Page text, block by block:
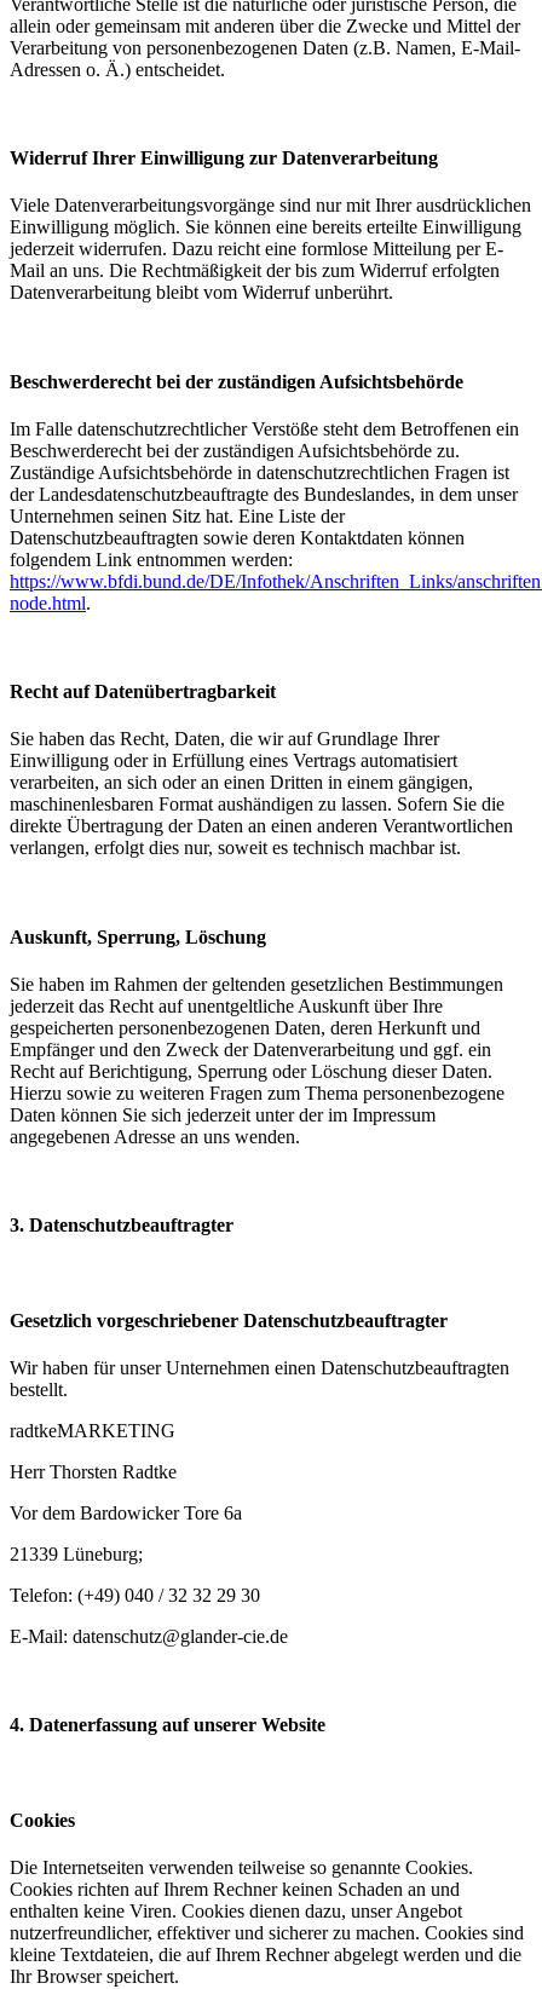
allein oder gemeinsam mit anderen über die Zwecke und Mittel der
Verarbeitung von personenbezogenen Daten (z.B. Namen, E-Mail-
Adressen o. Ä.) entscheidet.
Widerruf Ihrer Einwilligung zur Datenverarbeitung
Viele Datenverarbeitungsvorgänge sind nur mit Ihrer ausdrücklichen
Einwilligung möglich. Sie können eine bereits erteilte Einwilligung
jederzeit widerrufen. Dazu reicht eine formlose Mitteilung per E-
Mail an uns. Die Rechtmäßigkeit der bis zum Widerruf erfolgten
Datenverarbeitung bleibt vom Widerruf unberührt.
Beschwerderecht bei der zuständigen Aufsichtsbehörde
Im Falle datenschutzrechtlicher Verstöße steht dem Betroffenen ein
Beschwerderecht bei der zuständigen Aufsichtsbehörde zu.
Zuständige Aufsichtsbehörde in datenschutzrechtlichen Fragen ist
der Landesdatenschutzbeauftragte des Bundeslandes, in dem unser
Unternehmen seinen Sitz hat. Eine Liste der
Datenschutzbeauftragten sowie deren Kontaktdaten können
folgendem Link entnommen werden:
https://www.bfdi.bund.de/DE/Infothek/Anschriften_Links/
node.html.
Recht auf Datenübertragbarkeit
Sie haben das Recht, Daten, die wir auf Grundlage Ihrer
Einwilligung oder in Erfüllung eines Vertrags automatisiert
verarbeiten, an sich oder an einen Dritten in einem gängigen,
maschinenlesbaren Format aushändigen zu lassen. Sofern Sie die
direkte Übertragung der Daten an einen anderen Verantwortlichen
verlangen, erfolgt dies nur, soweit es technisch machbar ist.
Auskunft, Sperrung, Löschung
Sie haben im Rahmen der geltenden gesetzlichen Bestimmungen
jederzeit das Recht auf unentgeltliche Auskunft über Ihre
gespeicherten personenbezogenen Daten, deren Herkunft und
Empfänger und den Zweck der Datenverarbeitung und ggf. ein
Recht auf Berichtigung, Sperrung oder Löschung dieser Daten.
Hierzu sowie zu weiteren Fragen zum Thema personenbezogene
Daten können Sie sich jederzeit unter der im Impressum
angegebenen Adresse an uns wenden.
3. Datenschutzbeauftragter
Gesetzlich vorgeschriebener Datenschutzbeauftragter
Wir haben für unser Unternehmen einen Datenschutzbeauftragten
bestellt.
radtkeMARKETING
Herr Thorsten Radtke
Vor dem Bardowicker Tore 6a
21339 Lüneburg;
Telefon: (+49) 040 / 32 32 29 30
E-Mail: datenschutz@glander-cie.de
4. Datenerfassung auf unserer Website
Cookies
Die Internetseiten verwenden teilweise so genannte Cookies.
Cookies richten auf Ihrem Rechner keinen Schaden an und
enthalten keine Viren. Cookies dienen dazu, unser Angebot
nutzerfreundlicher, effektiver und sicherer zu machen. Cookies sind
kleine Textdateien, die auf Ihrem Rechner abgelegt werden und die
Ihr Browser speichert.